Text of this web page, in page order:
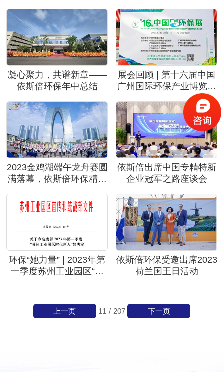
凝心聚力，共谱新章——
依斯倍环保年中总结
展会回顾 | 第十六届中国
广州国际环保产业博览会
圆满收官，依斯倍环保感
恩与您相遇！
2023金鸡湖端午龙舟赛圆
满落幕，依斯倍环保精彩
依斯倍出席中国专精特新
企业冠军之路座谈会
环保“她力量” | 2023年第
一季度苏州工业园区“时
依斯倍环保受邀出席2023
荷兰国王日活动
11 / 207
上一页 下一页